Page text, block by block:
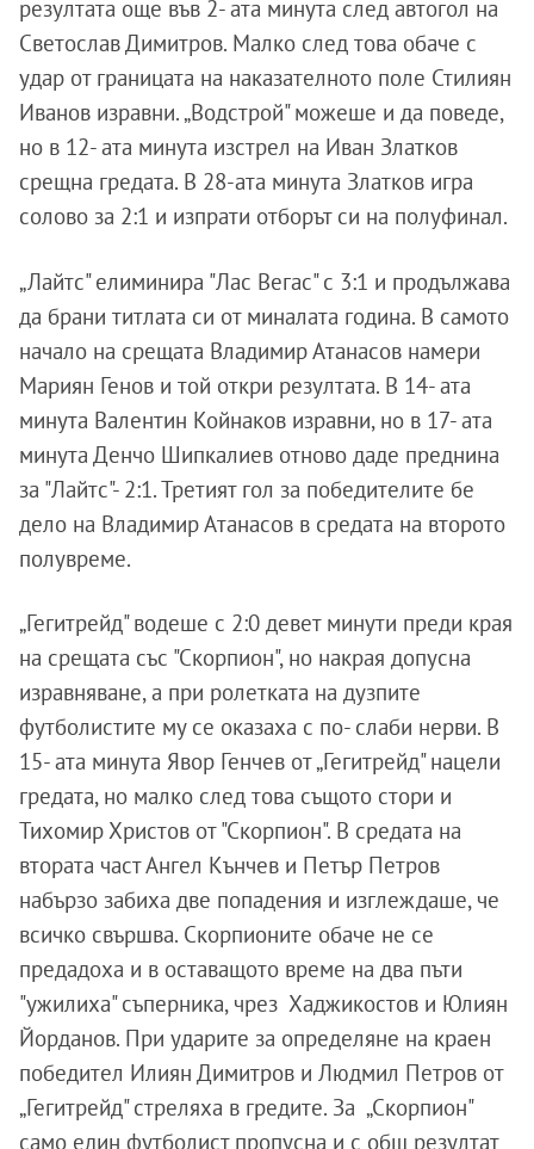
резултата още във 2- ата минута след автогол на
Светослав Димитров. Малко след това обаче с
удар от границата на наказателното поле Стилиян
Иванов изравни. „Водстрой" можеше и да поведе,
но в 12- ата минута изстрел на Иван Златков
срещна гредата. В 28-ата минута Златков игра
солово за 2:1 и изпрати отборът си на полуфинал.
„Лайтс" елиминира "Лас Вегас" с 3:1 и продължава
да брани титлата си от миналата година. В самото
начало на срещата Владимир Атанасов намери
Мариян Генов и той откри резултата. В 14- ата
минута Валентин Койнаков изравни, но в 17- ата
минута Денчо Шипкалиев отново даде преднина
за "Лайтс"- 2:1. Третият гол за победителите бе
дело на Владимир Атанасов в средата на второто
полувреме.
„Гегитрейд" водеше с 2:0 девет минути преди края
на срещата със "Скорпион", но накрая допусна
изравняване, а при ролетката на дузпите
футболистите му се оказаха с по- слаби нерви. В
15- ата минута Явор Генчев от „Гегитрейд" нацели
гредата, но малко след това същото стори и
Тихомир Христов от "Скорпион". В средата на
втората част Ангел Кънчев и Петър Петров
набързо забиха две попадения и изглеждаше, че
всичко свършва. Скорпионите обаче не се
предадоха и в оставащото време на два пъти
"ужилиха" съперника, чрез Хаджикостов и Юлиян
Йорданов. При ударите за определяне на краен
победител Илиян Димитров и Людмил Петров от
„Гегитрейд" стреляха в гредите. За „Скорпион"
само един футболист пропусна и с общ резултат